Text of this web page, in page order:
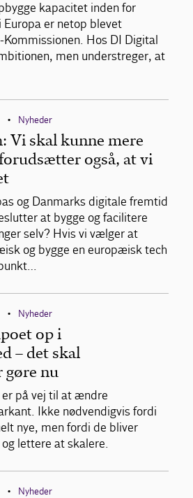
kapacitet inden for
Europa er netop blevet
Hos DI Digital
men understreger, at
• Nyheder
Vi skal kunne mere
også, at vi
og Danmarks digitale fremtid
at bygge og facilitere
selv? Hvis vi vælger at
og bygge en europæisk tech
• Nyheder
op i
– det skal
gøre nu
er på vej til at ændre
Ikke nødvendigvis fordi
nye, men fordi de bliver
lettere at skalere.
• Nyheder